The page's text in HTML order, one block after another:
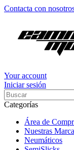
Contacta con
Your account
Iniciar sesión
Categorías
Área de
Nuestras
Neumáticos